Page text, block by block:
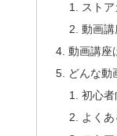
スト
動画
動画講座
どんな動
初心者
よく